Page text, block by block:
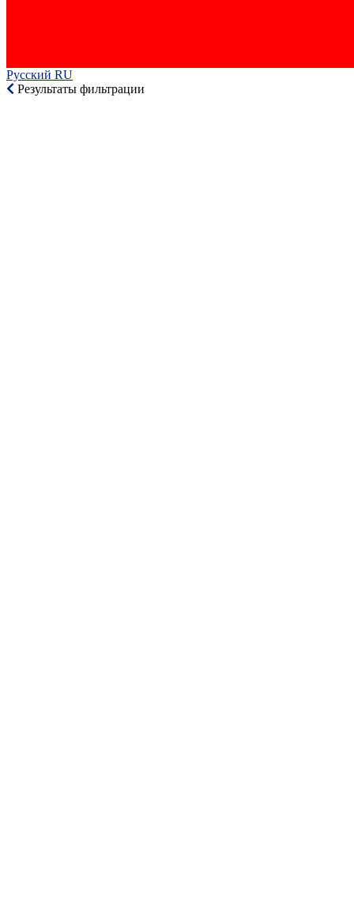
Русский RU‎
Результаты фильтрации